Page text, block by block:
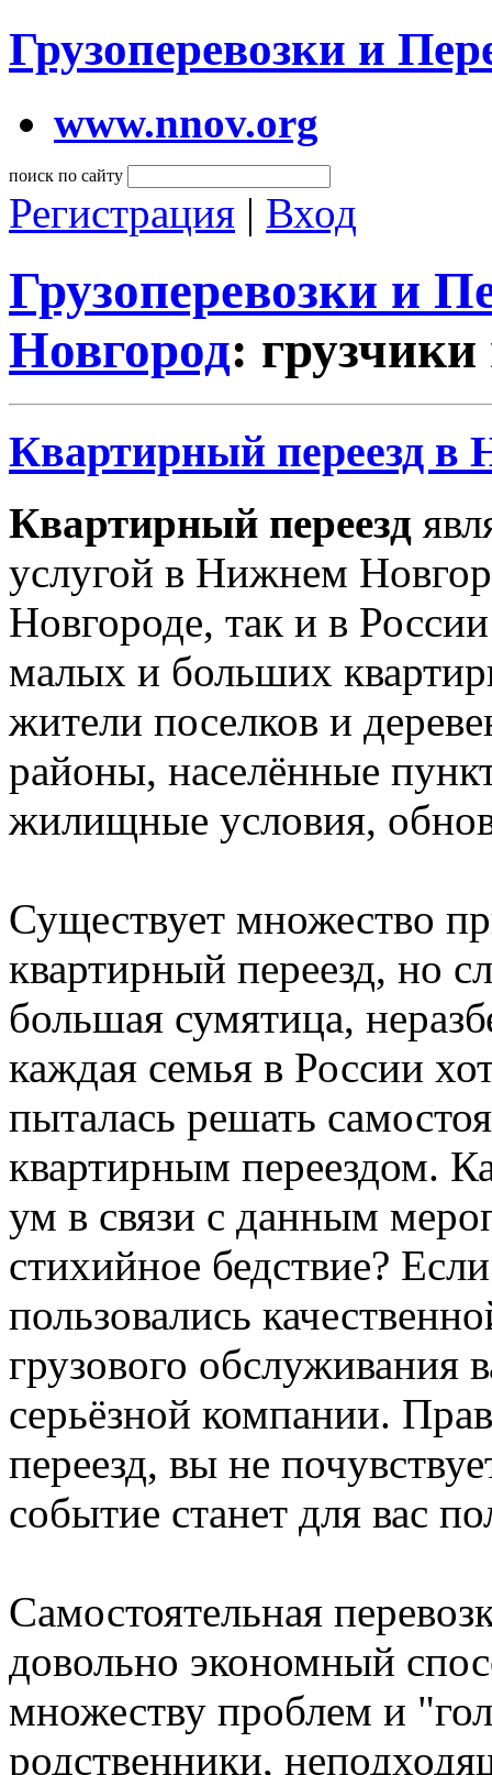
Грузоперевозки и
www.nnov.org
поиск по сайту
Регистрация | Вход
Грузоперевозки и
Новгород: грузчики
Квартирный переезд в
Квартирный переезд
услугой в Нижнем
Новгороде, так и в
малых и больших
жители поселков и
районы, населённые
жилищные условия,
Существует множество
квартирный переезд, но
большая сумятица,
каждая семья в России
пыталась решать
квартирным переездом.
ум в связи с данным
стихийное бедствие?
пользовались
грузового обслуживания
серьёзной компании.
переезд, вы не
событие станет для вас
Самостоятельная
довольно экономный
множеству проблем и
родственники,